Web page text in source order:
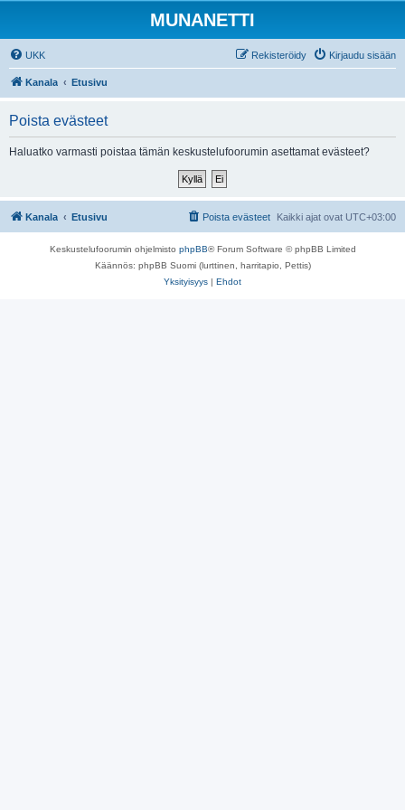
MUNANETTI
UKK Kirjaudu sisään
Rekisteröidy
Kanala Etusivu
Poista evästeet
Haluatko varmasti poistaa tämän keskustelufoorumin asettamat evästeet?
Kanala Etusivu Kaikki ajat ovat UTC+03:00
Poista evästeet
Keskustelufoorumin ohjelmisto phpBB® Forum Software © phpBB Limited
Käännös: phpBB Suomi (lurttinen, harritapio, Pettis)
Yksityisyys | Ehdot